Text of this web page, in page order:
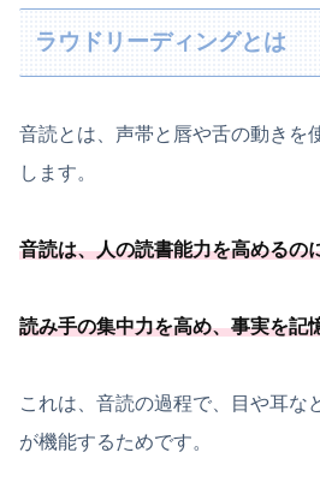
ラウドリーディングとは
音読とは、声帯と唇や舌の動きを
します。
音読は、人の読書能力を高めるの
読み手の集中力を高め、事実を記
これは、音読の過程で、目や耳な
が機能するためです。